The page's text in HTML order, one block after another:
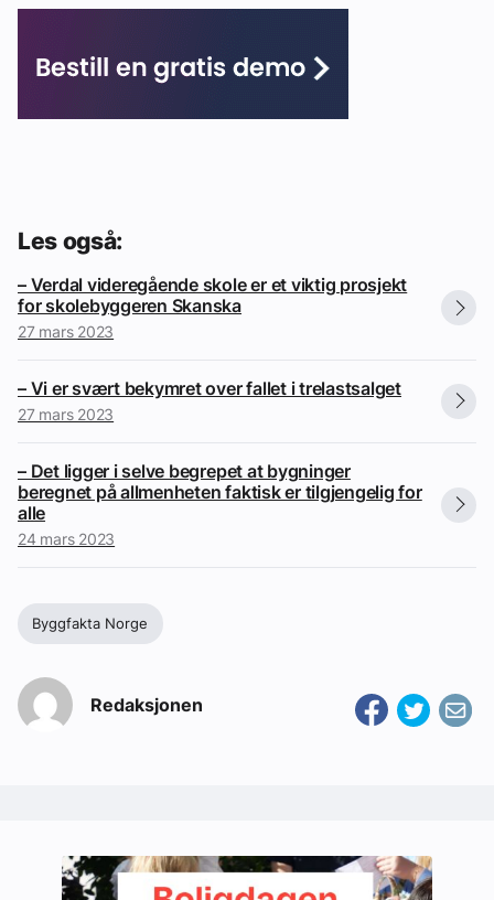
Les også:
– Verdal videregående skole er et viktig prosjekt
for skolebyggeren Skanska
27 mars 2023
– Vi er svært bekymret over fallet i trelastsalget
27 mars 2023
– Det ligger i selve begrepet at bygninger
beregnet på allmenheten faktisk er tilgjengelig for
alle
24 mars 2023
Byggfakta Norge
Redaksjonen